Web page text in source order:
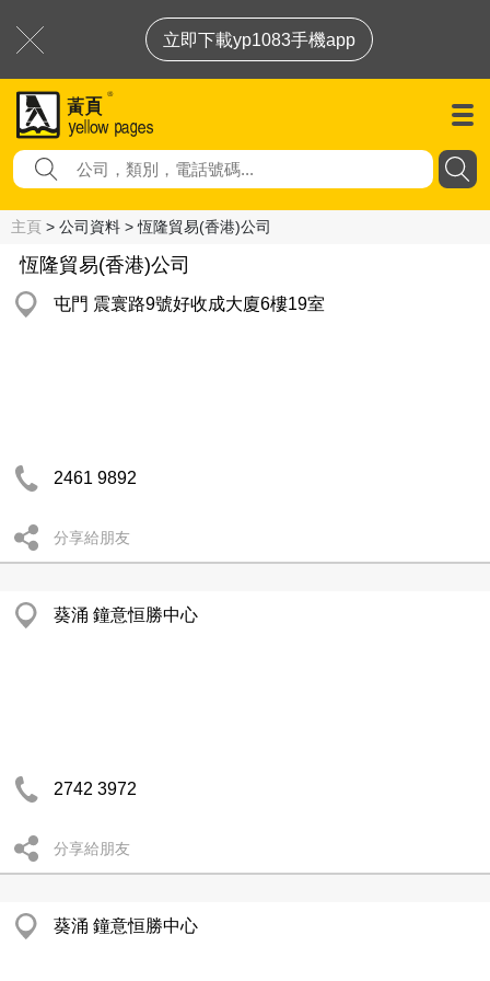
立即下載yp1083手機app
主頁 > 公司資料 > 恆隆貿易(香港)公司
恆隆貿易(香港)公司
屯門 震寰路9號好收成大廈6樓19室
2461 9892
分享給朋友
葵涌 鐘意恒勝中心
2742 3972
分享給朋友
葵涌 鐘意恒勝中心